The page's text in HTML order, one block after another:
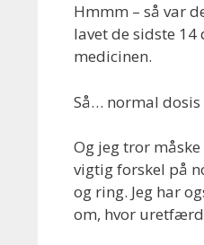
Hmmm – så var
lavet de sidste
medicinen.
Så… normal
Og jeg tror
vigtig forskel på
og ring. Jeg har
om, hvor